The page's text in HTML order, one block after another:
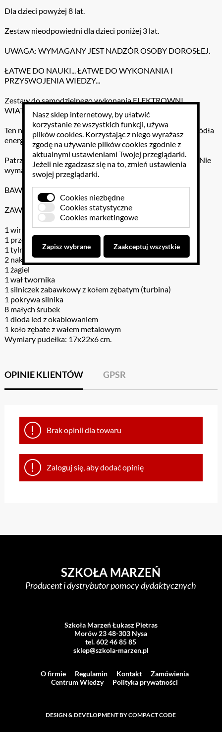
Dla dzieci powyżej 8 lat.
Zestaw nieodpowiedni dla dzieci poniżej 3 lat.
UWAGA: WYMAGANY JEST NADZÓR OSOBY DOROSŁEJ.
ŁATWE DO NAUKI... ŁATWE DO WYKONANIA I
PRZYSWOJENIA WIEDZY...
Zestaw do samodzielnego wykonania ELEKTROWNI
WIATROWEJ.
Ten niesamowity zestaw pozwoli Ci poznać odnawialne źródła
energii.
Patrz, jak dioda zapala się dzięki darmowej energii wiatru. Nie
wymaga baterii!
BAW SIĘ I UCZ JEDNOCZEŚNIE!
ZAWARTOŚĆ:
1 wirnik
1 przednia obudowa
1 tylna obudowa
2 nakrętki na śrubę
1 żagiel
1 wał twornika
1 silniczek zabawkowy z kołem zębatym (turbina)
1 pokrywa silnika
8 małych śrubek
1 dioda led z okablowaniem
1 koło zębate z wałem metalowym
Wymiary pudełka: 17x22x6 cm.
OPINIE KLIENTÓW GPSR
Brak opinii dla towaru
Zaloguj się, aby dodać opinię
SZKOŁA MARZEŃ
Producent i dystrybutor pomocy dydaktycznych
Szkoła Marzeń Łukasz Pietras
Morów 23 48-303 Nysa
tel. 602 46 85 85
sklep@szkola-marzen.pl
O firmie Regulamin Kontakt
Zamówienia
Centrum Wiedzy
Polityka prywatności
DESIGN & DEVELOPMENT BY COMPACT CODE
Nasz sklep internetowy, by ułatwić
korzystanie ze wszystkich funkcji, używa
plików cookies. Korzystając z niego wyrażasz
zgodę na używanie plików cookies zgodnie z
aktualnymi ustawieniami Twojej przeglądarki.
Jeżeli nie zgadzasz się na to, zmień ustawienia
swojej przeglądarki.
Cookies niezbędne
Cookies statystyczne
Cookies marketingowe
Zapisz wybrane Zaakceptuj wszystkie